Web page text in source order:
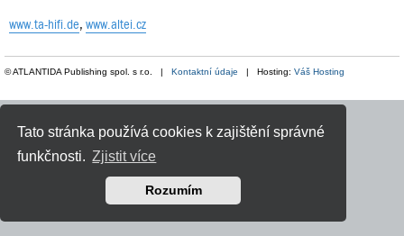
Tato stránka používá cookies k zajištění správné
funkčnosti. Zjistit více
Rozumím
www.ta-hifi.de, www.altei.cz
© ATLANTIDA Publishing spol. s r.o. | Kontaktní údaje | Hosting: Váš Hosting